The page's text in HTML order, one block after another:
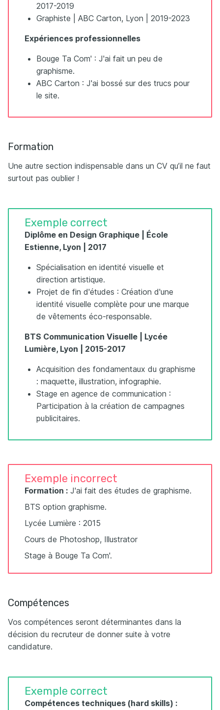
2017-2019
Graphiste | ABC Carton, Lyon | 2019-2023
Expériences professionnelles
Bouge Ta Com' : J'ai fait un peu de
graphisme.
ABC Carton : J'ai bossé sur des trucs pour
le site.
Formation
Une autre section indispensable dans un CV qu’il ne faut
surtout pas oublier !
Exemple correct
Diplôme en Design Graphique | École
Estienne, Lyon | 2017
Spécialisation en identité visuelle et
direction artistique.
Projet de fin d'études : Création d'une
identité visuelle complète pour une marque
de vêtements éco-responsable.
BTS Communication Visuelle | Lycée
Lumière, Lyon | 2015-2017
Acquisition des fondamentaux du graphisme
: maquette, illustration, infographie.
Stage en agence de communication :
Participation à la création de campagnes
publicitaires.
Exemple incorrect
Formation : J'ai fait des études de graphisme.
BTS option graphisme.
Lycée Lumière : 2015
Cours de Photoshop, Illustrator
Stage à Bouge Ta Com'.
Compétences
Vos compétences seront déterminantes dans la
décision du recruteur de donner suite à votre
candidature.
Exemple correct
Compétences techniques (hard skills) :